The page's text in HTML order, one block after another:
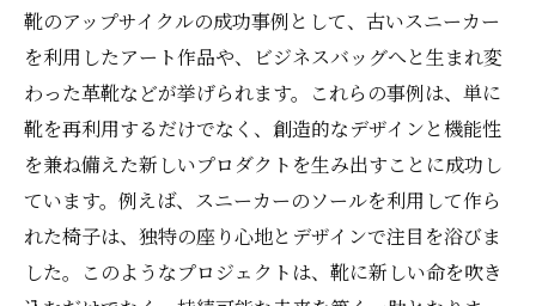
靴のアップサイクルの成功事例として、古いスニーカー
を利用したアート作品や、ビジネスバッグへと生まれ変
わった革靴などが挙げられます。これらの事例は、単に
靴を再利用するだけでなく、創造的なデザインと機能性
を兼ね備えた新しいプロダクトを生み出すことに成功し
ています。例えば、スニーカーのソールを利用して作ら
れた椅子は、独特の座り心地とデザインで注目を浴びま
した。このようなプロジェクトは、靴に新しい命を吹き